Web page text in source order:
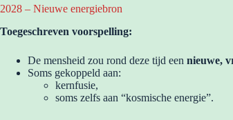
2028 – Nieuwe energiebron
Toegeschreven voorspelling:
De mensheid zou rond deze tijd een nieuwe,
Soms gekoppeld aan:
kernfusie,
soms zelfs aan “kosmische energie”.